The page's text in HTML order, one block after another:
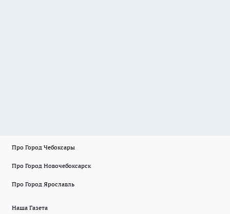
Про Город Чебоксары
Про Город Новочебоксарск
Про Город Ярославль
Наша Газета